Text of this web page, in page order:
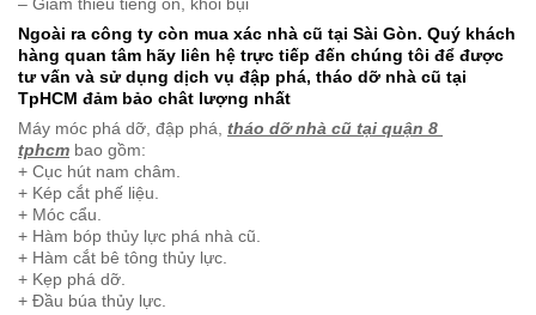
Ngoài ra công ty còn mua xác nhà cũ tại Sài Gòn. Quý khách
hàng quan tâm hãy liên hệ trực tiếp đến chúng tôi để được
tư vấn và sử dụng dịch vụ đập phá, tháo dỡ nhà cũ tại
TpHCM đảm bảo chât lượng nhất
Máy móc phá dỡ, đập phá, tháo dỡ nhà cũ tại quận 8
tphcm bao gồm:
+ Cục hút nam châm.
+ Kép cắt phế liệu.
+ Móc cẩu.
+ Hàm bóp thủy lực phá nhà cũ.
+ Hàm cắt bê tông thủy lực.
+ Kẹp phá dỡ.
+ Đầu búa thủy lực.